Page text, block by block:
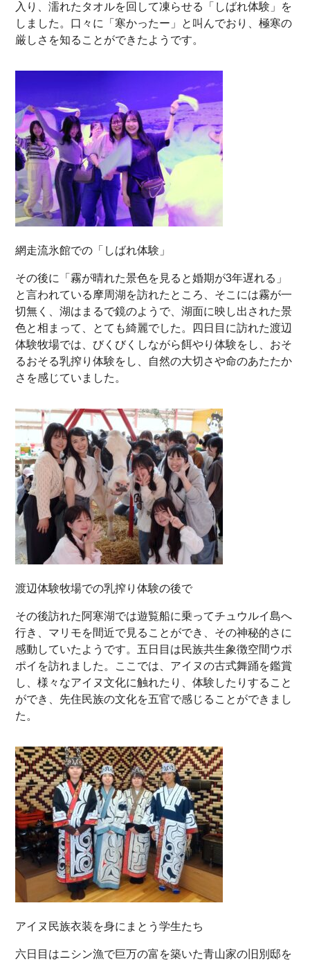
入り、濡れたタオルを回して凍らせる「しばれ体験」を
しました。口々に「寒かったー」と叫んでおり、極寒の
厳しさを知ることができたようです。
網走流氷館での「しばれ体験」
その後に「霧が晴れた景色を見ると婚期が3年遅れる」
と言われている摩周湖を訪れたところ、そこには霧が一
切無く、湖はまるで鏡のようで、湖面に映し出された景
色と相まって、とても綺麗でした。四日目に訪れた渡辺
体験牧場では、びくびくしながら餌やり体験をし、おそ
るおそる乳搾り体験をし、自然の大切さや命のあたたか
さを感じていました。
渡辺体験牧場での乳搾り体験の後で
その後訪れた阿寒湖では遊覧船に乗ってチュウルイ島へ
行き、マリモを間近で見ることができ、その神秘的さに
感動していたようです。五日目は民族共生象徴空間ウポ
ポイを訪れました。ここでは、アイヌの古式舞踊を鑑賞
し、様々なアイヌ文化に触れたり、体験したりすること
ができ、先住民族の文化を五官で感じることができまし
た。
アイヌ民族衣装を身にまとう学生たち
六日目はニシン漁で巨万の富を築いた青山家の旧別邸を